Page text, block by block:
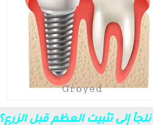
إلى تثبيت العظم قبل الزرع؟